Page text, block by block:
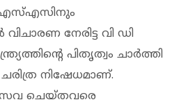
നേരിട്ട വി ഡി
പിതൃത്വം ചാർത്തി
നിഷേധമാണ്.
ചെയ്തവരെ